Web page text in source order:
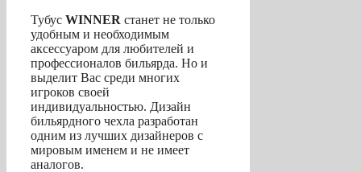
Тубус WINNER станет не только
удобным и необходимым
аксессуаром для любителей и
профессионалов бильярда. Но и
выделит Вас среди многих
игроков своей
индивидуальностью. Дизайн
бильярдного чехла разработан
одним из лучших дизайнеров с
мировым именем и не имеет
аналогов.